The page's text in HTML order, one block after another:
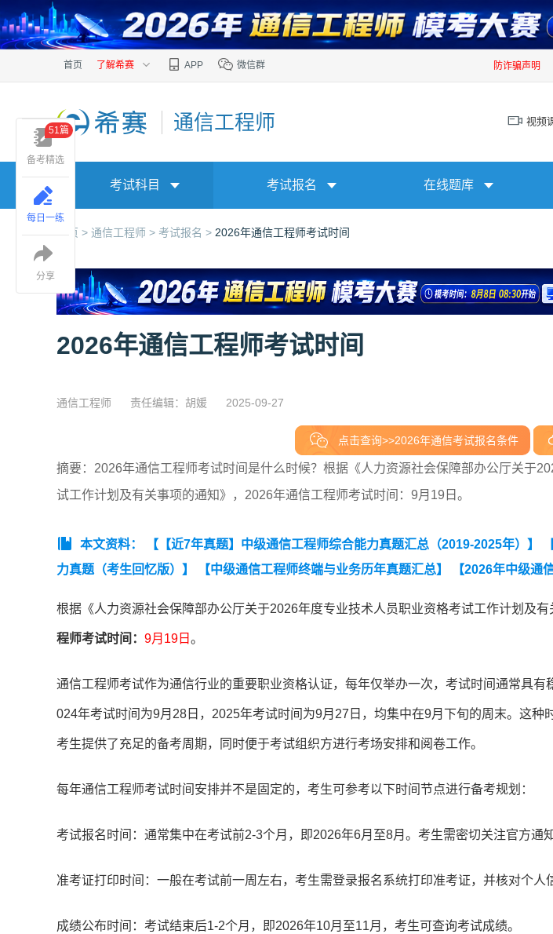
首页 了解希赛 APP 微信群 防诈骗声明
通信工程师 视频
考试科目 考试报名 在线题库
首页 > 通信工程师 > 考试报名 > 2026年通信工程师考试时间
2026年通信工程师考试时间
通信工程师 责任编辑：胡媛 2025-09-27
点击查询>>2026年通信考试报名条件
摘要：2026年通信工程师考试时间是什么时候？根据《人力资源社会保障部办公厅关于
试工作计划及有关事项的通知》，2026年通信工程师考试时间：9月19日。
本文资料： 【【近7年真题】中级通信工程师综合能力真题汇总（2019-2025年）】
力真题（考生回忆版）】
【中级通信工程师终端与业务历年真题汇总】 【2026年中级通
【2026年中级通信工程师综合能力知识点集锦】
根据《人力资源社会保障部办公厅关于2026年度专业技术人员职业资格考试工作计划及有
程师考试时间： 9月19日 。
通信工程师考试作为通信行业的重要职业资格认证，每年仅举办一次，考试时间通常具有
024年考试时间为9月28日，2025年考试时间为9月27日，均集中在9月下旬的周末。这种
考生提供了充足的备考周期，同时便于考试组织方进行考场安排和阅卷工作。
每年通信工程师考试时间安排并不是固定的，考生可参考以下时间节点进行备考规划：
考试报名时间：通常集中在考试前2-3个月，即2026年6月至8月。考生需密切关注官方通
准考证打印时间：一般在考试前一周左右，考生需登录报名系统打印准考证，并核对个人
成绩公布时间：考试结束后1-2个月，即2026年10月至11月，考生可查询考试成绩。
备考精选
51篇
每日一练
分享